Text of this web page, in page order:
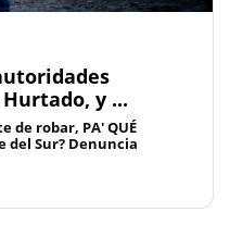
y ...
de robar, PA' QUÉ
del Sur? Denuncia